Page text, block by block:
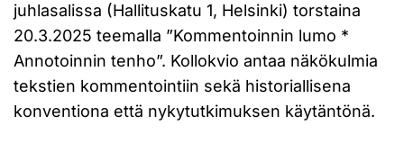
juhlasalissa (Hallituskatu 1, Helsinki) torstaina
20.3.2025 teemalla ”Kommentoinnin lumo *
Annotoinnin tenho”. Kollokvio antaa näkökulmia
tekstien kommentointiin sekä historiallisena
konventiona että nykytutkimuksen käytäntönä.